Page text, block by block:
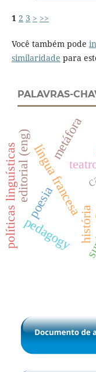
1 2 3 > >>
Você também pode
similaridade para
PALAVRAS-
história
língua francesa
poesia
pedagogy
editorial (eng) metáfora
políticas linguísticas